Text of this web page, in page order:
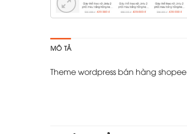
MÔ TẢ
Theme wordpress bán hàng shopee